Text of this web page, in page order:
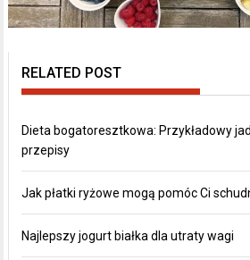
RELATED POST
Dieta bogatoresztkowa: Przykładowy
przepisy
Jak płatki ryżowe mogą pomóc Ci
Najlepszy jogurt białka dla utraty wagi